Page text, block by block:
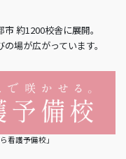
約1200校舎に展開。
の場が広がっています。
看護予備校」